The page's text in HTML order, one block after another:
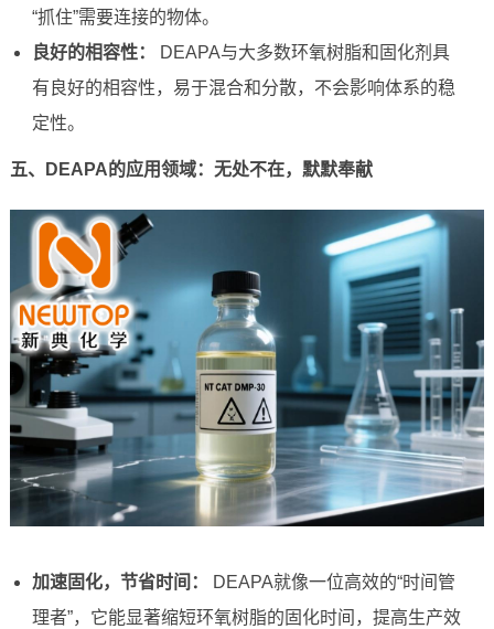
“抓住”需要连接的物体。
良好的相容性：
DEAPA与大多数环氧树脂和固化剂具
有良好的相容性，易于混合和分散，不会影响体系的稳
定性。
五、DEAPA的应用领域：无处不在，默默奉献
加速固化，节省时间：
DEAPA就像一位高效的“时间管
理者”，它能显著缩短环氧树脂的固化时间，提高生产效